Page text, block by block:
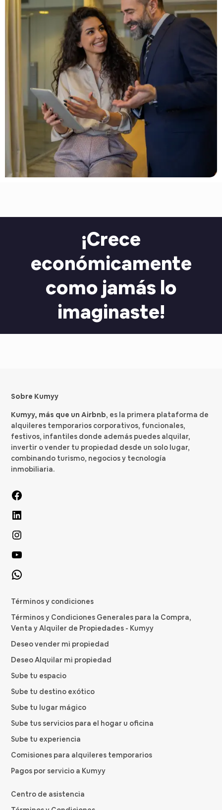
¡Crece
económicamente
como jamás lo
imaginaste!
Sobre Kumyy
Kumyy, más que un Airbnb, es la primera plataforma de
alquileres temporarios corporativos, funcionales,
festivos, infantiles donde además puedes alquilar,
invertir o vender tu propiedad desde un solo lugar,
combinando turismo, negocios y tecnología
inmobiliaria.
Términos y condiciones
Términos y Condiciones Generales para la Compra,
Venta y Alquiler de Propiedades - Kumyy
Deseo vender mi propiedad
Deseo Alquilar mi propiedad
Sube tu espacio
Sube tu destino exótico
Sube tu lugar mágico
Sube tus servicios para el hogar u oficina
Sube tu experiencia
Comisiones para alquileres temporarios
Pagos por servicio a Kumyy
Centro de asistencia